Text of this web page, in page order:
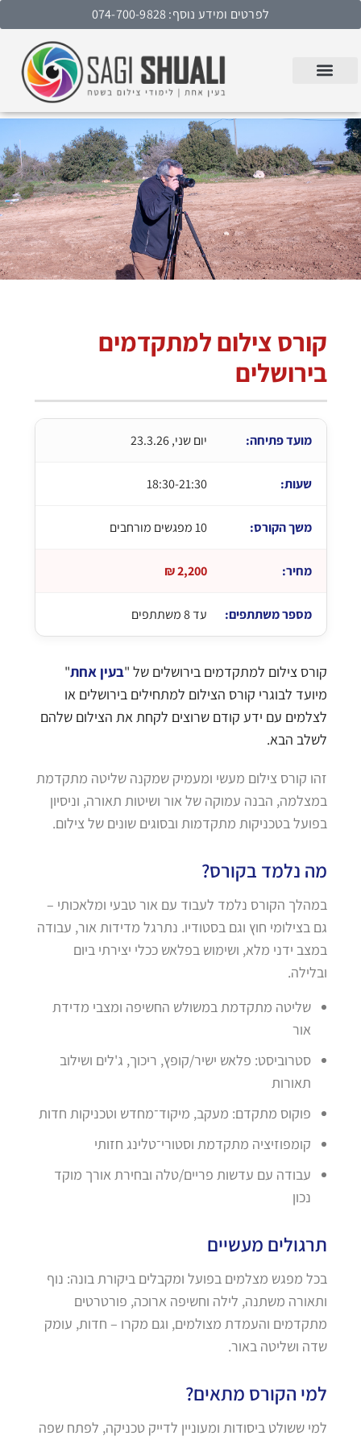
לפרטים ומידע נוסף: 074-700-9828
קורס צילום למתקדמים
בירושלים
מועד פתיחה: יום שני, 23.3.26
שעות: 18:30-21:30
משך הקורס: 10 מפגשים מורחבים
מחיר: 2,200 ₪
מספר משתתפים: עד 8 משתתפים
קורס צילום למתקדמים בירושלים של "בעין אחת"
מיועד לבוגרי קורס הצילום למתחילים בירושלים או
לצלמים עם ידע קודם שרוצים לקחת את הצילום שלהם
לשלב הבא.
זהו קורס צילום מעשי ומעמיק שמקנה שליטה מתקדמת
במצלמה, הבנה עמוקה של אור ושיטות תאורה, וניסיון
בפועל בטכניקות מתקדמות ובסוגים שונים של צילום.
מה נלמד בקורס?
במהלך הקורס נלמד לעבוד עם אור טבעי ומלאכותי –
גם בצילומי חוץ וגם בסטודיו. נתרגל מדידות אור, עבודה
במצב ידני מלא, ושימוש בפלאש ככלי יצירתי ביום
ובלילה.
שליטה מתקדמת במשולש החשיפה ומצבי מדידת
אור
סטרוביסט: פלאש ישיר/קופץ, ריכוך, ג'לים ושילוב
תאורות
פוקוס מתקדם: מעקב, מיקוד־מחדש וטכניקות חדות
קומפוזיציה מתקדמת וסטורי־טלינג חזותי
עבודה עם עדשות פריים/טלה ובחירת אורך מוקד
נכון
תרגולים מעשיים
בכל מפגש מצלמים בפועל ומקבלים ביקורת בונה: נוף
ותאורה משתנה, לילה וחשיפה ארוכה, פורטרטים
מתקדמים והעמדת מצולמים, וגם מקרו – חדות, עומק
שדה ושליטה באור.
למי הקורס מתאים?
למי ששולט ביסודות ומעוניין לדייק טכניקה, לפתח שפה